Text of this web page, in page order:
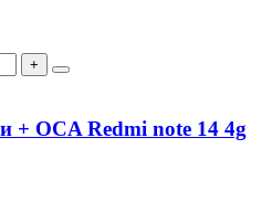
+
+ OCA Redmi note 14 4g